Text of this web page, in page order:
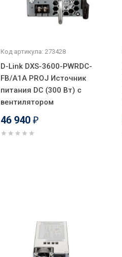
Код артикула: 273428
D-Link DXS-3600-PWRDC-
FB/A1A PROJ Источник
питания DC (300 Вт) с
вентилятором
46 940 ₽